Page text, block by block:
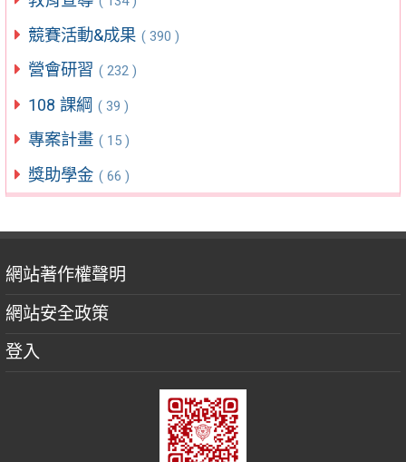
競賽活動&成果 ( 390 )
營會研習 ( 232 )
108 課綱 ( 39 )
專案計畫 ( 15 )
獎助學金 ( 66 )
網站著作權聲明
網站安全政策
登入